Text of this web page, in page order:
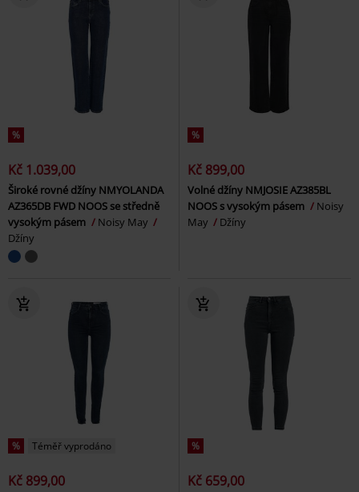
%
Kč 1.039,00
Široké rovné džíny NMYOLANDA
AZ365DB FWD NOOS se středně
vysokým pásem
Noisy May
Džíny
%
Kč 899,00
Volné džíny NMJOSIE AZ385BL
NOOS s vysokým pásem
Noisy
May
Džíny
% Téměř vyprodáno
Kč 899,00
%
Kč 659,00